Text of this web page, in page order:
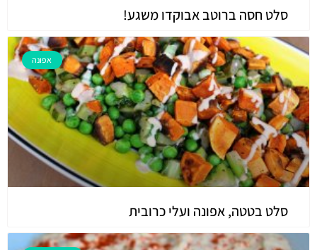
סלט חסה ברוטב אבוקדו משגע!
אפונה
סלט בטטה, אפונה ועלי כרובית